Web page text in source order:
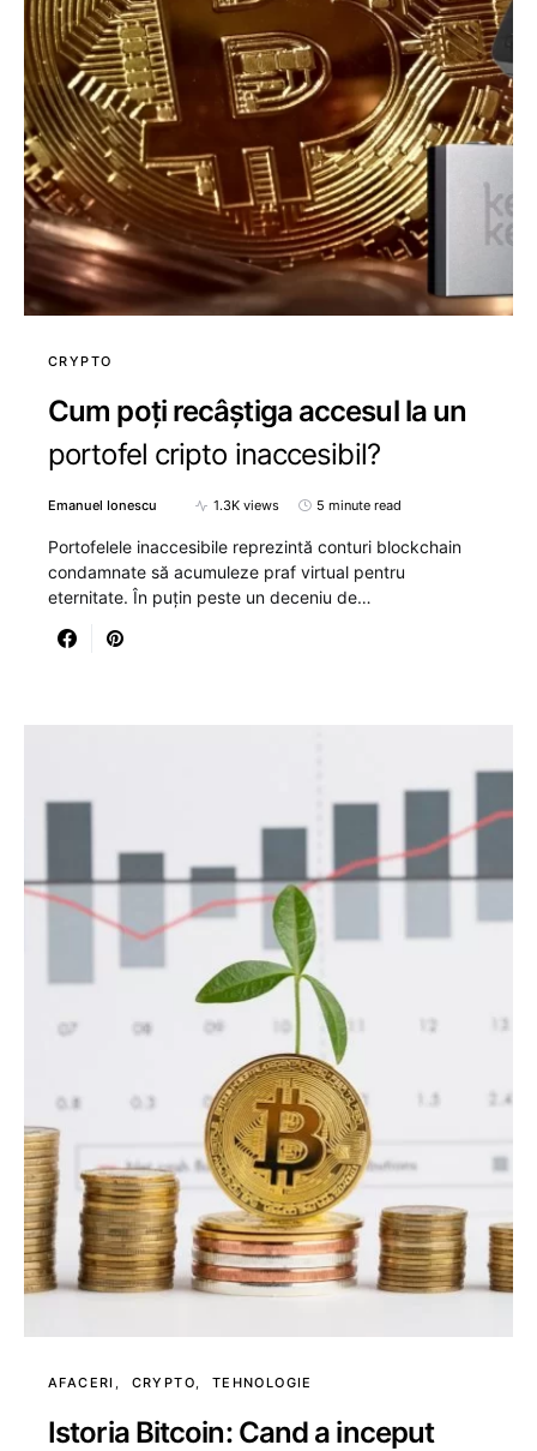
CRYPTO
Cum poți recâștiga accesul la un
portofel cripto inaccesibil?
Emanuel Ionescu 1.3K views 5 minute read
Portofelele inaccesibile reprezintă conturi blockchain
condamnate să acumuleze praf virtual pentru
eternitate. În puțin peste un deceniu de…
AFACERI CRYPTO TEHNOLOGIE
Istoria Bitcoin: Cand a inceput